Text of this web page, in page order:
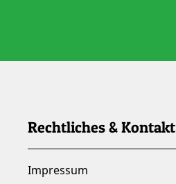
Rechtliches & Kontakt
Impressum